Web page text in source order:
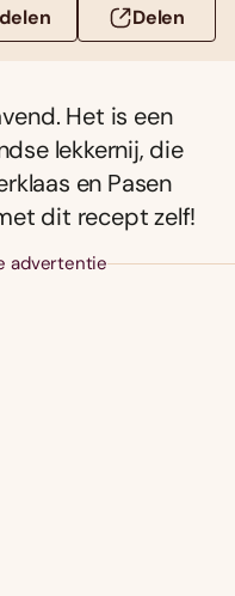
Delen
Het is een
lekkernij, die
en Pasen
dit recept zelf!
advertentie